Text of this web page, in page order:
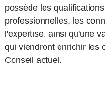
possède les
professionnelles, les
l'expertise, ainsi qu'une
qui viendront enrichir les
Conseil actuel.